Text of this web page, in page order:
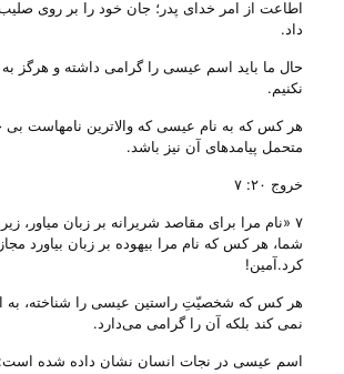
اطاعت از امر خدای پدر؛ جان خود را بر روی صلیب
داد.
حال ما باید اسم عیسی را گرامی داشته و هرگز
نکنیم.
هر کس که به نام عیسی که والاترین نامهاست بی‌
متحمل پیامد‌های آن نیز باشد.
خروج ۲۰: ۷
۷ «نام مرا برای مقاصد شریرانه بر زبان میاور،
شما، هر کس که نام مرا بیهوده بر زبان بیاورد
کرد.آمین!
هر کس که شخصیّتِ راستین عیسی را شناخته، به
نمی کند بلکه آن را گرامی می‌‌دارد.
اسم عیسی در نجات انسان نشان داده شده است: